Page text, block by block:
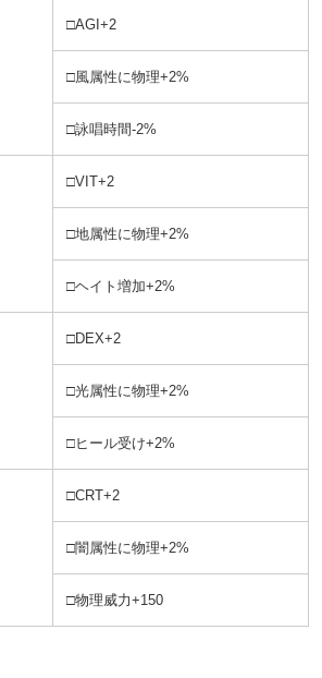
□AGI+2
□風属性に物理+2%
□詠唱時間-2%
□VIT+2
□地属性に物理+2%
□ヘイト増加+2%
□DEX+2
□光属性に物理+2%
□ヒール受け+2%
□CRT+2
□闇属性に物理+2%
□物理威力+150